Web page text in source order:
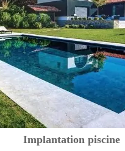
Implantation piscine